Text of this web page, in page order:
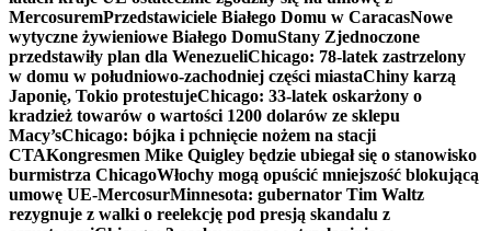
MercosuremPrzedstawiciele Białego Domu w CaracasNowe
wytyczne żywieniowe Białego DomuStany Zjednoczone
przedstawiły plan dla WenezueliChicago: 78-latek zastrzelony
w domu w południowo-zachodniej części miastaChiny karzą
Japonię, Tokio protestujeChicago: 33-latek oskarżony o
kradzież towarów o wartości 1200 dolarów ze sklepu
Macy’sChicago: bójka i pchnięcie nożem na stacji
CTAKongresmen Mike Quigley będzie ubiegał się o stanowisko
burmistrza ChicagoWłochy mogą opuścić mniejszość blokującą
umowę UE-MercosurMinnesota: gubernator Tim Waltz
rezygnuje z walki o reelekcję pod presją skandalu z